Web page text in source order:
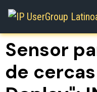
Sensor
de